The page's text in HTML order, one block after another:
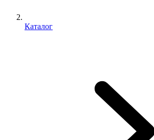
Каталог